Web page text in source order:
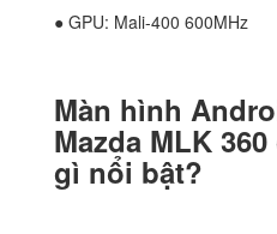
● GPU: Mali-400 600MHz
Màn hình
Mazda MLK
gì nổi bật?